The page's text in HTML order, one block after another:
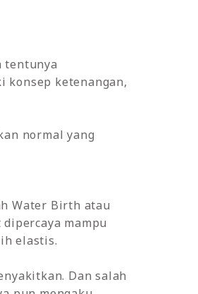
tentunya
ketenangan,
normal yang
Water Birth atau
mampu
elastis.
Dan salah